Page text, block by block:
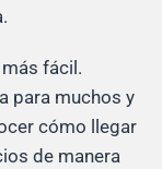
fácil.
para muchos y
cómo llegar
de manera